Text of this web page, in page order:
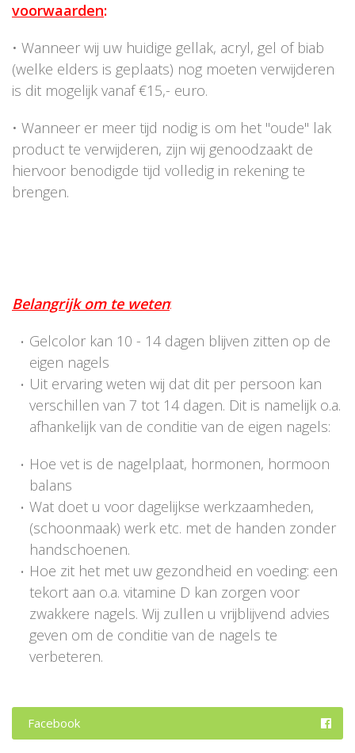
voorwaarden:
• Wanneer wij uw huidige gellak, acryl, gel of biab
(welke elders is geplaats) nog moeten verwijderen
is dit mogelijk vanaf €15,- euro.
• Wanneer er meer tijd nodig is om het "oude" lak
product te verwijderen, zijn wij genoodzaakt de
hiervoor benodigde tijd volledig in rekening te
brengen.
Belangrijk om te weten:
Gelcolor kan 10 - 14 dagen blijven zitten op de
eigen nagels
Uit ervaring weten wij dat dit per persoon kan
verschillen van 7 tot 14 dagen. Dit is namelijk o.a.
afhankelijk van de conditie van de eigen nagels:
Hoe vet is de nagelplaat, hormonen, hormoon
balans
Wat doet u voor dagelijkse werkzaamheden,
(schoonmaak) werk etc. met de handen zonder
handschoenen.
Hoe zit het met uw gezondheid en voeding: een
tekort aan o.a. vitamine D kan zorgen voor
zwakkere nagels. Wij zullen u vrijblijvend advies
geven om de conditie van de nagels te
verbeteren.
Facebook